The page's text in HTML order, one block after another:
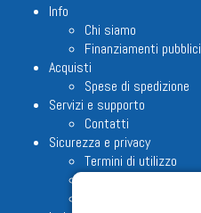
Info
Chi siamo
Finanziamenti pubblici
Acquisti
Spese di spedizione
Servizi e supporto
Contatti
Sicurezza e privacy
Termini di utilizzo